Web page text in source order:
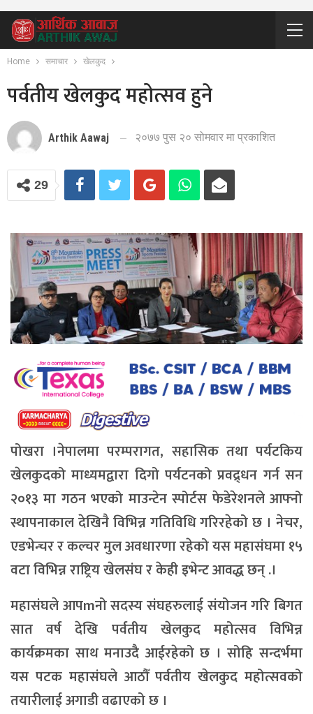
Home समाचार खेलकुद
पर्वतीय खेलकुद महोत्सव हुने
Arthik Aawaj २०७७ पुस २० सोमवार मा प्रकाशित
29
पोखरा ।नेपालमा परम्परागत, सहासिक तथा पर्यटकिय
खेलकुदको माध्यमद्वारा दिगो पर्यटनको प्रवद्र्धन गर्न सन
२०१३ मा गठन भएको माउन्टेन स्पोर्टस फेडेरेशनले आफ्नो
स्थापनाकाल देखिनै विभिन्न गतिविधि गरिरहेको छ । नेचर,
एडभेन्चर र कल्चर मुल अवधारणा रहेको यस महासंघमा १५
वटा विभिन्न राष्ट्रिय खेलसंघ र केही इभेन्ट आवद्ध छन् .।
महासंघले आपmनो सदस्य संघहरुलाई संयोजन गरि बिगत
सात वर्ष देखि पर्वतीय खेलकुद महोत्सव विभिन्न
कार्यक्रमका साथ मनाउदै आईरहेको छ । सोहि सन्दर्भमा
यस पटक महासंघले आठौँ पर्वतीय खेलकुद महोत्सवको
तयारीलाई अगाडी वढाएको छ ।